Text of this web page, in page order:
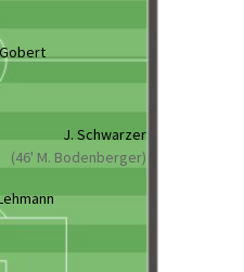
J. Schwarzer
(46' M. Bodenberger)